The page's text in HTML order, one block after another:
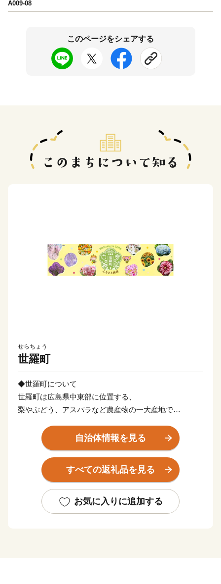
A009-08
このページをシェアする
せらちょう
世羅町
◆世羅町について
世羅町は広島県中東部に位置する、
梨やぶどう、アスパラなど農産物の一大産地で
また四季折々の花が見られる花農園や
甘い甘い果物の収穫体験ができる果樹農園などもあり、
食や体験の魅力満載の街です。
◆お礼品について
7,000円以上寄附をしていただいた町外の方には、お礼
自治体情報を見る
すべての返礼品を見る
お気に入りに追加する